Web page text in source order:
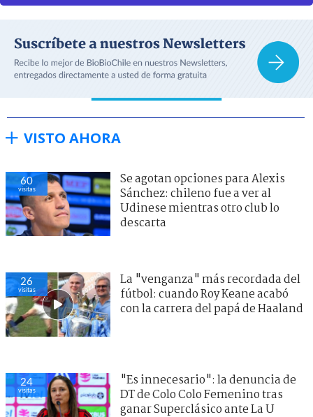
VISTO AHORA
60
visitas
Se agotan opciones para Alexis
Sánchez: chileno fue a ver al
Udinese mientras otro club lo
descarta
26
visitas
La "venganza" más recordada del
fútbol: cuando Roy Keane acabó
con la carrera del papá de Haaland
24
visitas
"Es innecesario": la denuncia de
DT de Colo Colo Femenino tras
ganar Superclásico ante La U